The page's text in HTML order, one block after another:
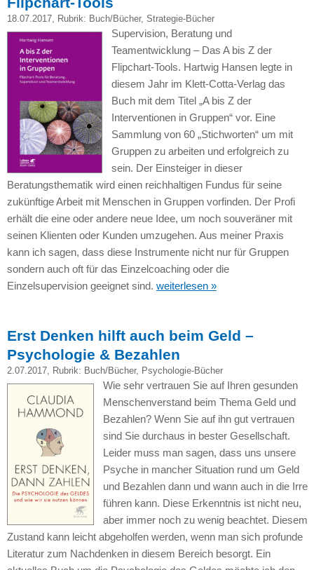
18.07.2017, Rubrik: Buch/Bücher, Strategie-Bücher
Supervision, Beratung und
Teamentwicklung – Das A bis Z der
Flipchart-Tools. Hartwig Hansen legte in
diesem Jahr im Klett-Cotta-Verlag das
Buch mit dem Titel „A bis Z der
Interventionen in Gruppen“ vor. Eine
Sammlung von 60 „Stichworten“ um mit
Gruppen zu arbeiten und erfolgreich zu
sein. Der Einsteiger in dieser
Beratungsthematik wird einen reichhaltigen Fundus für seine
zukünftige Arbeit mit Menschen in Gruppen vorfinden. Der Profi
erhält die eine oder andere neue Idee, um noch souveräner mit
seinen Klienten oder Kunden umzugehen. Aus meiner Praxis
kann ich sagen, dass diese Instrumente nicht nur für Gruppen
sondern auch oft für das Einzelcoaching oder die
Einzelsupervision geeignet sind. weiterlesen »
Erst Denken hilft auch beim Geld –
Psychologie & Bezahlen
2.07.2017, Rubrik: Buch/Bücher, Psychologie-Bücher
Wie sehr vertrauen Sie auf Ihren gesunden
Menschenverstand beim Thema Geld und
Bezahlen? Wenn Sie auf ihn gut vertrauen
sind Sie durchaus in bester Gesellschaft.
Leider muss man sagen, dass uns unsere
Psyche in mancher Situation rund um Geld
und Bezahlen dann und wann auch in die Irre
führen kann. Diese Erkenntnis ist nicht neu,
aber immer noch zu wenig beachtet. Diesem
Zustand kann leicht abgeholfen werden, wenn man sich profunde
Literatur zum Nachdenken in diesem Bereich besorgt. Ein